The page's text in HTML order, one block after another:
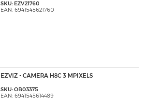
SKU: EZV21760
EAN: 6941545621760
EZVIZ - CAMERA H8C 3 MPIXELS
SKU: OB03375
EAN: 6941545614489